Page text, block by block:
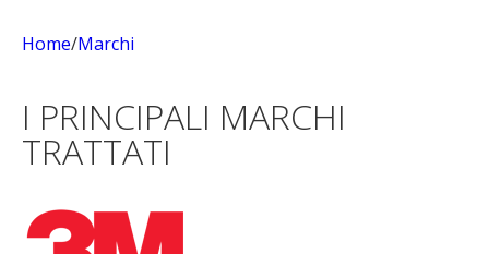
Home/Marchi
I PRINCIPALI MARCHI
TRATTATI